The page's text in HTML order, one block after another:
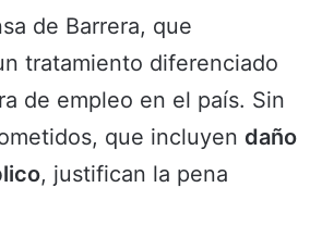
de Barrera, que
tratamiento diferenciado
de empleo en el país. Sin
que incluyen daño
, justifican la pena